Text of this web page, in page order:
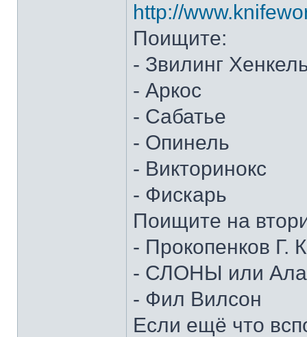
http://
Поищите:
- Звилинг
- Аркос
- Сабатье
- Опинель
- Викторинокс
- Фискарь
Поищите на
- Прокопенков Г.
- СЛОНЫ или
- Фил Вилсон
Если ещё что